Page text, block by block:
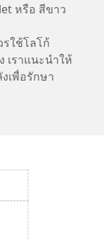
หรือ สีขาว
ใช้โลโก้
เราแนะนำให้
เพื่อรักษา